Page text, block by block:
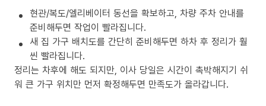
현관/복도/엘리베이터 동선을 확보하고, 차량 주차 안내를
준비해두면 작업이 빨라집니다.
새 집 가구 배치도를 간단히 준비해두면 하차 후 정리가 훨
씬 빨라집니다.
정리는 차후에 해도 되지만, 이사 당일은 시간이 촉박해지기 쉬
워 큰 가구 위치만 먼저 확정해두면 만족도가 올라갑니다.